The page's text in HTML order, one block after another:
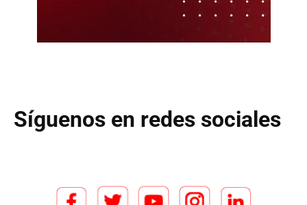
Síguenos en redes sociales